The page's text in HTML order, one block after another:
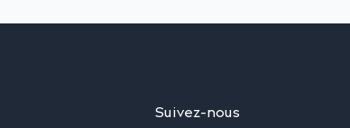
Suivez-nous